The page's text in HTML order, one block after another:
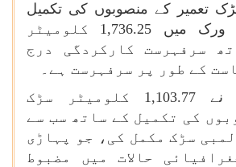
ناڈو 536 سڑک تعمیر کے منصوبوں کی تکمیل
اور سڑک نیٹ ورک میں 1,736.25 کلومیٹر
سرفہرست کارکردگی درج
کے طور پر سرفہرست ہے۔
ہماچل پردیش نے 1,103.77 کلومیٹر سڑک
کی تکمیل کے ساتھ سب سے
سڑک مکمل کی، جو پہاڑی
حالات میں مضبوط